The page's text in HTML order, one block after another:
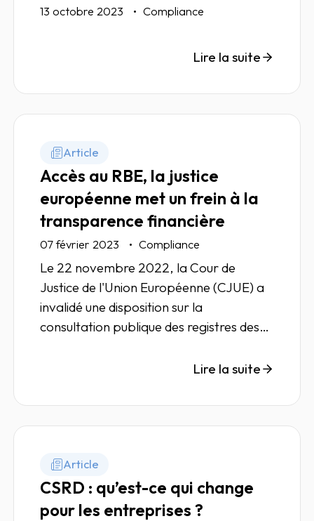
13 octobre 2023 Compliance
Lire la suite
Article
Accès au RBE, la justice
européenne met un frein à la
transparence financière
07 février 2023 Compliance
Le 22 novembre 2022, la Cour de
Justice de l'Union Européenne (CJUE) a
invalidé une disposition sur la
consultation publique des registres des
décision qui risque d’affaiblir laLire la suite
Article
CSRD : qu’est-ce qui change
pour les entreprises ?